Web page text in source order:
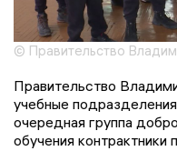
© Правительство
Правительство
учебные
очередная группа
обучения